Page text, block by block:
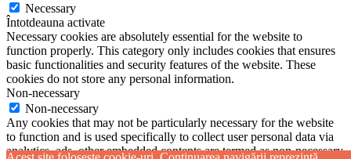
Necessary
Întotdeauna activate
Necessary cookies are absolutely essential for the website to
function properly. This category only includes cookies that ensures
basic functionalities and security features of the website. These
cookies do not store any personal information.
Non-necessary
Non-necessary
Any cookies that may not be particularly necessary for the website
to function and is used specifically to collect user personal data via
analytics, ads, other embedded contents are termed as non-necessary